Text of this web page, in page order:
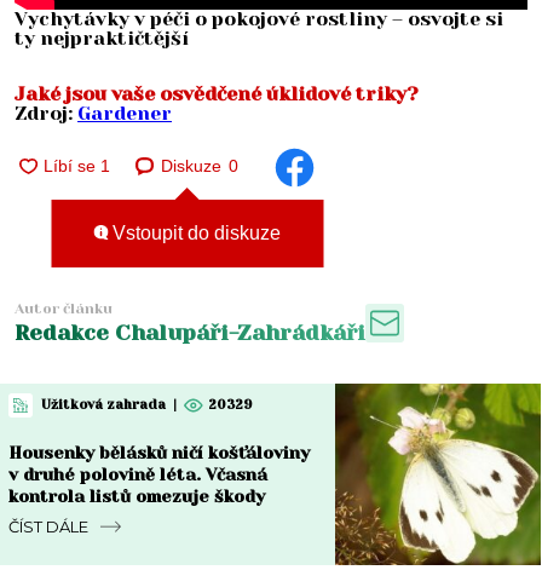
Vychytávky v péči o pokojové rostliny – osvojte si
ty nejpraktičtější
Jaké jsou vaše osvědčené úklidové triky?
Zdroj: Gardener
Diskuze 0
Vstoupit do diskuze
Autor článku
Redakce Chalupáři-Zahrádkáři
Užitková zahrada 20329
Housenky bělásků ničí košťáloviny
v druhé polovině léta. Včasná
kontrola listů omezuje škody
ČÍST DÁLE